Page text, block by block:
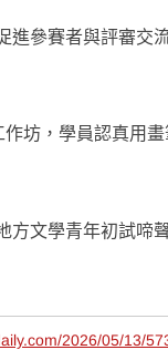
進參賽者與評審交
作坊，學員認真用
方文學青年初試啼
2026/05/13/